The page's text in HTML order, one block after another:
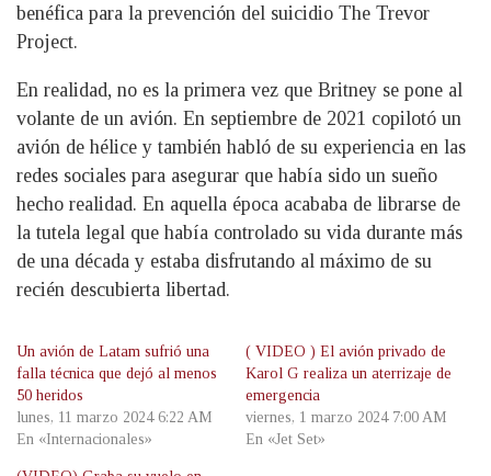
benéfica para la prevención del suicidio The Trevor
Project.
En realidad, no es la primera vez que Britney se pone al
volante de un avión. En septiembre de 2021 copilotó un
avión de hélice y también habló de su experiencia en las
redes sociales para asegurar que había sido un sueño
hecho realidad. En aquella época acababa de librarse de
la tutela legal que había controlado su vida durante más
de una década y estaba disfrutando al máximo de su
recién descubierta libertad.
Un avión de Latam sufrió una
falla técnica que dejó al menos
50 heridos
lunes, 11 marzo 2024 6:22 AM
En «Internacionales»
( VIDEO ) El avión privado de
Karol G realiza un aterrizaje de
emergencia
viernes, 1 marzo 2024 7:00 AM
En «Jet Set»